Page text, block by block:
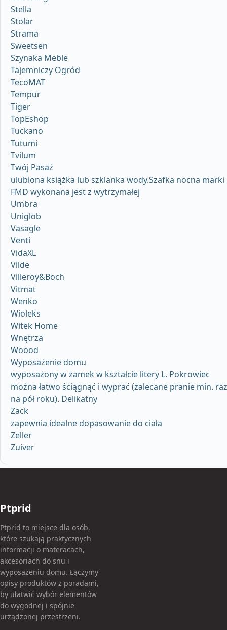
Stella
Stolar
Strama
Sweetsen
Szynaka Meble
Tajemniczy Ogród
TecoMAT
Tempur
Tiger
TopEshop
Tuckano
Tutumi
Tvilum
Twój Pasaż
ulubiona książka lub szklanka wody.Szafka nocna marki
FMD wykonana jest z wytrzymałej
Umbra
Uniglob
Vasagle
Venti
VidaXL
Vilde
Villeroy&Boch
Vitmat
Wenko
Wioleks
Witek Home
Wnętrza
Woood
Wyposażenie domu
wyposażony w zamek w kształcie litery L. Pokrowiec
można łatwo ściągnąć i wyprać (zalecane pranie min. raz
na pół roku). Delikatny
Zack
zapewnia idealne dopasowanie do ciała
Zeller
Zuiver
Ptprid
Ptprid to miejsce dla osób,
które szukają praktycznych
informacji o materacach,
akcesoriach do snu i
wyposażeniu domu. Łączymy
opisy produktów z poradami,
by ułatwić wybór elementów
do wygodnej i spójnie
urządzonej przestrzeni.